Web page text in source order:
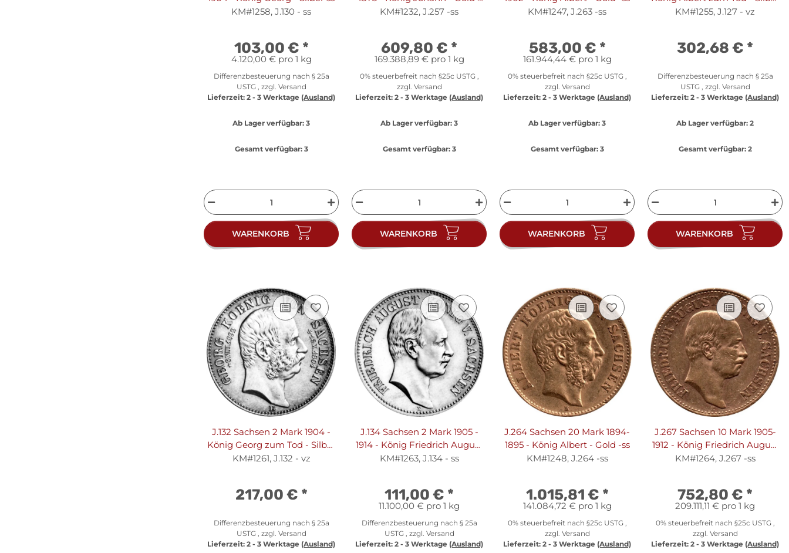
KM#1258, J.130 - ss
103,00 € *
4.120,00 € pro 1 kg
Differenzbesteuerung nach § 25a
USTG , zzgl. Versand
Lieferzeit: 2 - 3 Werktage (Ausland)
Ab Lager verfügbar: 3
Gesamt verfügbar:3
WARENKORB
ss
KM#1232, J.257 -ss
609,80 € *
169.388,89 € pro 1 kg
0% steuerbefreit nach §25c USTG ,
zzgl. Versand
Lieferzeit: 2 - 3 Werktage (Ausland)
Ab Lager verfügbar: 3
Gesamt verfügbar:3
WARENKORB
KM#1247, J.263 -ss
583,00 € *
161.944,44 € pro 1 kg
0% steuerbefreit nach §25c USTG ,
zzgl. Versand
Lieferzeit: 2 - 3 Werktage (Ausland)
Ab Lager verfügbar: 3
Gesamt verfügbar:3
WARENKORB
vz
KM#1255, J.127 - vz
302,68 € *
Differenzbesteuerung nach § 25a
USTG , zzgl. Versand
Lieferzeit: 2 - 3 Werktage (Ausland)
Ab Lager verfügbar: 2
Gesamt verfügbar:2
WARENKORB
J.132 Sachsen 2 Mark 1904 -
König Georg zum Tod - Silber
vz
KM#1261, J.132 - vz
217,00 € *
Differenzbesteuerung nach § 25a
USTG , zzgl. Versand
Lieferzeit: 2 - 3 Werktage (Ausland)
J.134 Sachsen 2 Mark 1905 -
1914 - König Friedrich August
III. - Silber ss
KM#1263, J.134 - ss
111,00 € *
11.100,00 € pro 1 kg
Differenzbesteuerung nach § 25a
USTG , zzgl. Versand
Lieferzeit: 2 - 3 Werktage (Ausland)
J.264 Sachsen 20 Mark 1894-
1895 - König Albert - Gold -ss
KM#1248, J.264 -ss
1.015,81 € *
141.084,72 € pro 1 kg
0% steuerbefreit nach §25c USTG ,
zzgl. Versand
Lieferzeit: 2 - 3 Werktage (Ausland)
J.267 Sachsen 10 Mark 1905-
1912 - König Friedrich August
III. - Gold -ss
KM#1264, J.267 -ss
752,80 € *
209.111,11 € pro 1 kg
0% steuerbefreit nach §25c USTG ,
zzgl. Versand
Lieferzeit: 2 - 3 Werktage (Ausland)